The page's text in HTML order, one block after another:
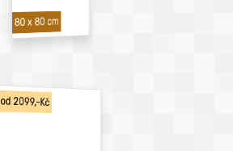
80 x 80 cm
od 2099,-Kč